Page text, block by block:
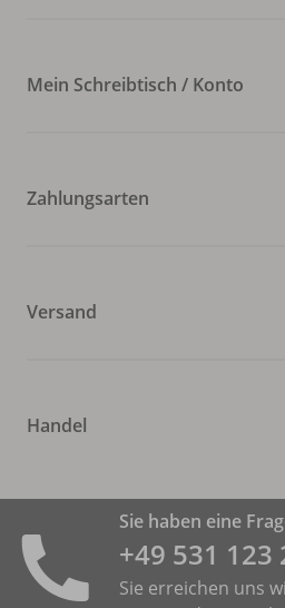
Mein Schreibtisch / Konto
Zahlungsarten
Versand
Handel
Sie haben eine
+49 531 ­123
Sie erreichen uns